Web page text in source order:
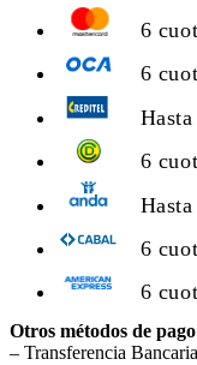
6
6
6
6
6
Otros métodos de
– Transferencia Bancaria